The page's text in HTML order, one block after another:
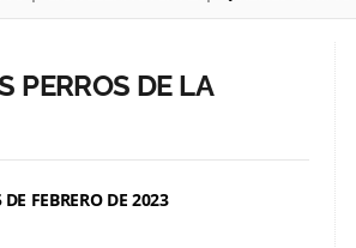
PERROS DE LA
FEBRERO DE 2023